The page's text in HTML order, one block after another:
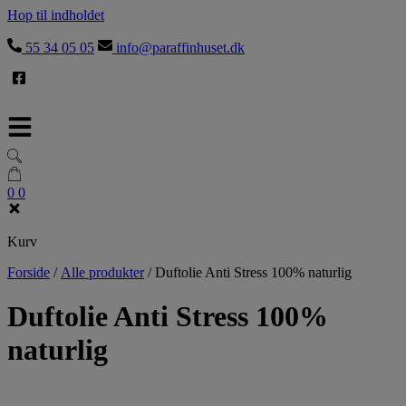
Hop til indholdet
55 34 05 05 info@paraffinhuset.dk
0 0
Kurv
Forside / Alle produkter /Duftolie Anti Stress 100% naturlig
Duftolie Anti Stress 100%
naturlig